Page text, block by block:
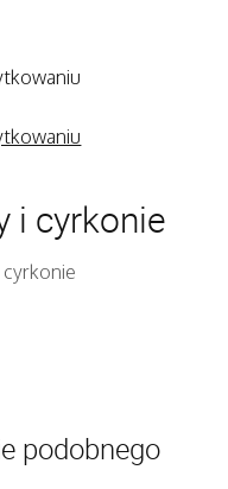
i cyrkonie
podobnego